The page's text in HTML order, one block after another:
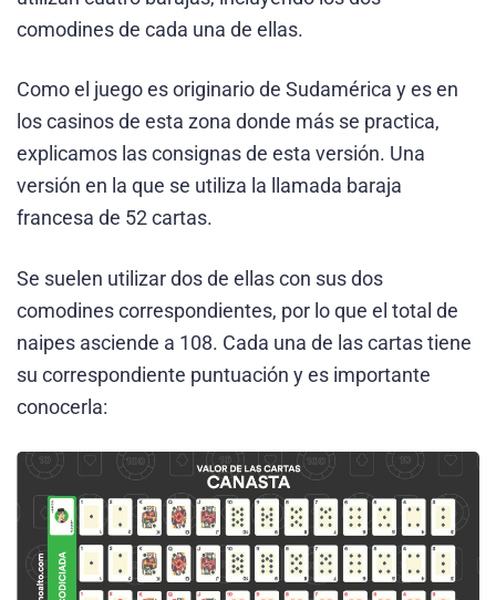
comodines de cada una de ellas.
Como el juego es originario de Sudamérica y es en
los casinos de esta zona donde más se practica,
explicamos las consignas de esta versión. Una
versión en la que se utiliza la llamada baraja
francesa de 52 cartas.
Se suelen utilizar dos de ellas con sus dos
comodines correspondientes, por lo que el total de
naipes asciende a 108. Cada una de las cartas tiene
su correspondiente puntuación y es importante
conocerla: